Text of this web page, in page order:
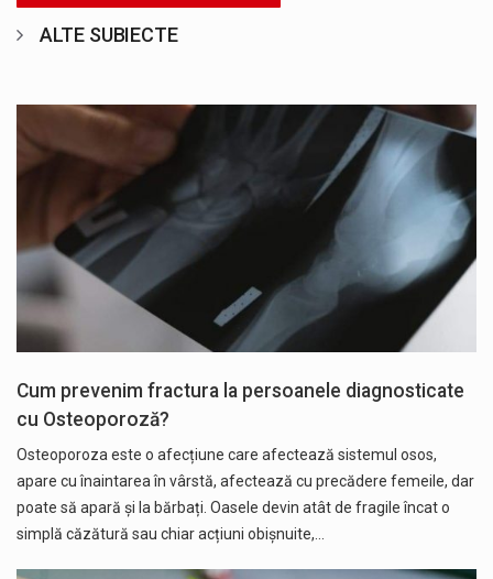
ALTE SUBIECTE
Cum prevenim fractura la persoanele diagnosticate
cu Osteoporoză?
Osteoporoza este o afecțiune care afectează sistemul osos,
apare cu înaintarea în vârstă, afectează cu precădere femeile, dar
poate să apară și la bărbați. Oasele devin atât de fragile încat o
simplă căzătură sau chiar acțiuni obișnuite,…